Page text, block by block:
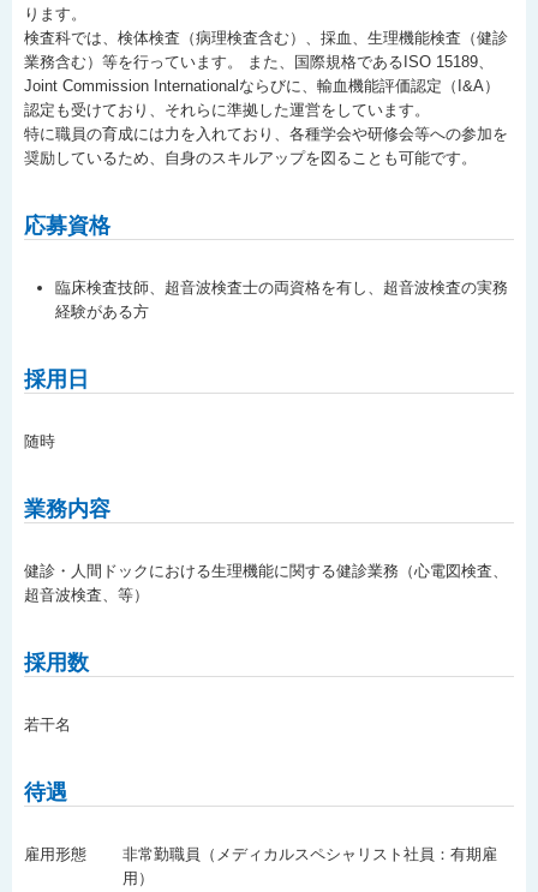
ります。
検査科では、検体検査（病理検査含む）、採血、生理機能検査（健診
業務含む）等を行っています。 また、国際規格であるISO 15189、
Joint Commission Internationalならびに、輸血機能評価認定（I&A）
認定も受けており、それらに準拠した運営をしています。
特に職員の育成には力を入れており、各種学会や研修会等への参加を
奨励しているため、自身のスキルアップを図ることも可能です。
応募資格
臨床検査技師、超音波検査士の両資格を有し、超音波検査の実務
経験がある方
採用日
随時
業務内容
健診・人間ドックにおける生理機能に関する健診業務（心電図検査、
超音波検査、等）
採用数
若干名
待遇
雇用形態
非常勤職員（メディカルスペシャリスト社員：有期雇
用）